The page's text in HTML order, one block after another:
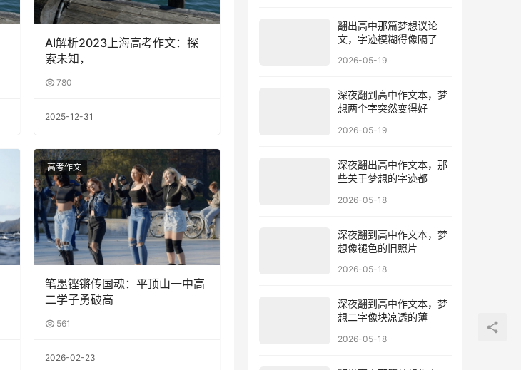
AI解析2023上海高考作文：探
索未知，
780
2025-12-31
高考作文
笔墨铿锵传国魂：平顶山一中高
二学子勇破高
561
2026-02-23
翻出高中那篇梦想议论
文，字迹模糊得像隔了
2026-05-19
深夜翻到高中作文本，梦
想两个字突然变得好
2026-05-19
深夜翻出高中作文本，那
些关于梦想的字迹都
2026-05-18
深夜翻到高中作文本，梦
想像褪色的旧照片
2026-05-18
深夜翻到高中作文本，梦
想二字像块凉透的薄
2026-05-18